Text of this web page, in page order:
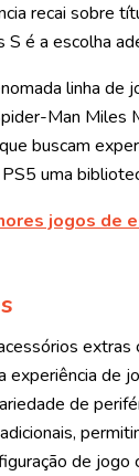
recai sobre
é a escolha
linha de
Man Miles
buscam
uma
jogos de
extras
experiência de
de
de jogo